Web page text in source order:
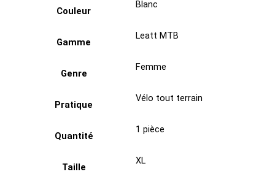
Couleur
Blanc
Gamme
Leatt MTB
Genre
Femme
Pratique
Vélo tout terrain
Quantité
1 pièce
Taille
XL